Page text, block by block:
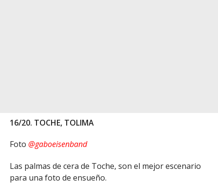
16/20. TOCHE, TOLIMA
Foto @gaboeisenband
Las palmas de cera de Toche, son el mejor escenario
para una foto de ensueño.